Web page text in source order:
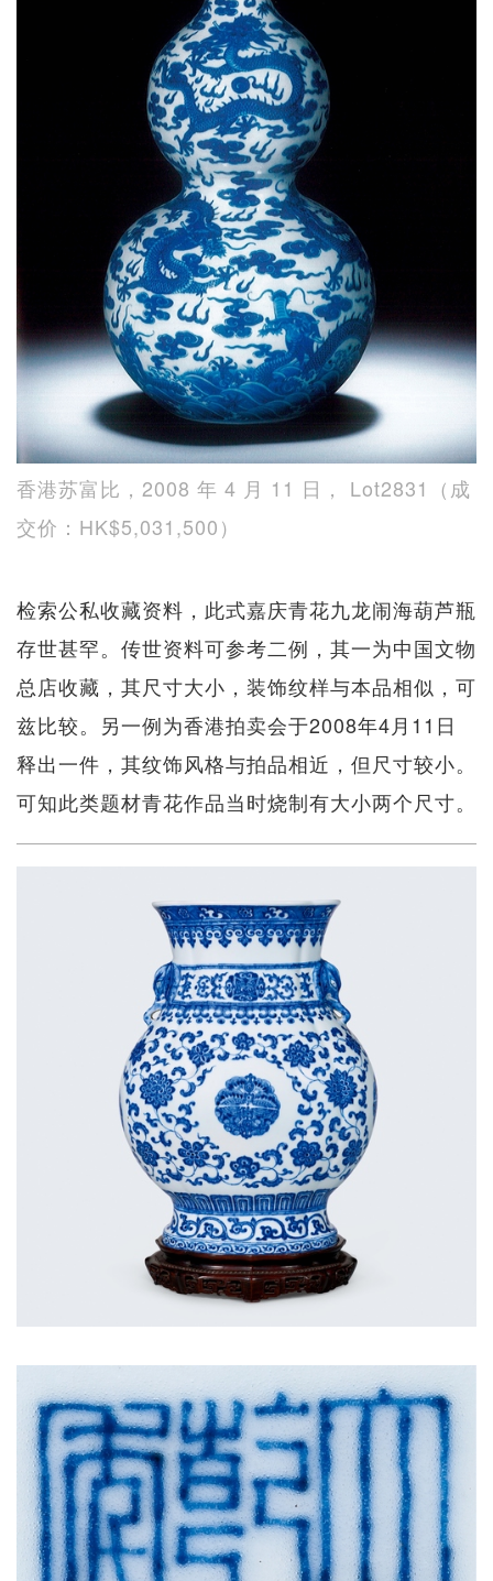
香港苏富比，2008 年 4 月 11 日， Lot2831（成
交价：HK$5,031,500）
检索公私收藏资料，此式嘉庆青花九龙闹海葫芦瓶
存世甚罕。传世资料可参考二例，其一为中国文物
总店收藏，其尺寸大小，装饰纹样与本品相似，可
兹比较。另一例为香港拍卖会于2008年4月11日
释出一件，其纹饰风格与拍品相近，但尺寸较小。
可知此类题材青花作品当时烧制有大小两个尺寸。